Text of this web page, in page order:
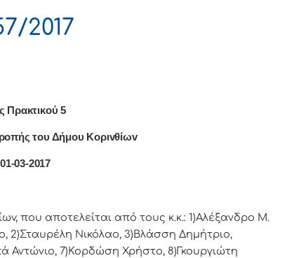
2017
Πρακτικού 5
τoυ Δήμoυ Κoριvθίωv
03-2017
πoυ απoτελείται από τoυς κ.κ.: 1)Αλέξανδρο Μ.
2)Σταυρέλη Νικόλαο, 3)Βλάσση Δημήτριο,
7)Κορδώση Χρήστο, 8)Γκουργιώτη